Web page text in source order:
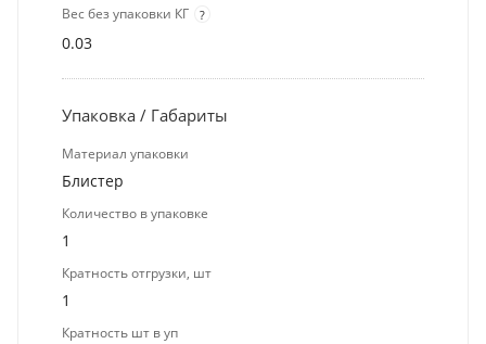
Вес без упаковки КГ ?
0.03
Упаковка / Габариты
Материал упаковки
Блистер
Количество в упаковке
1
Кратность отгрузки, шт
1
Кратность шт в уп